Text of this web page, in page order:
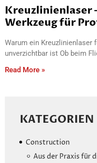
Kreuzlinienlaser
Werkzeug für
Warum ein Kreuzlinienlaser
unverzichtbar ist Ob beim
Read More »
KATEGORIEN
Construction
Aus der Praxis für